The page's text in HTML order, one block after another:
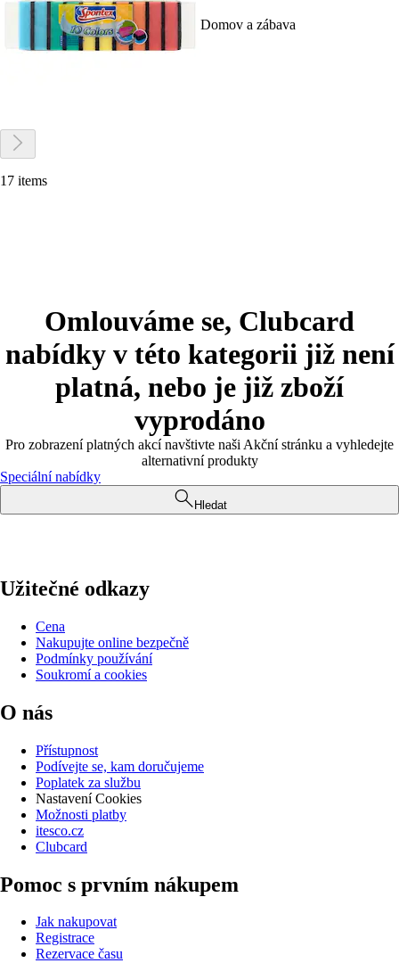
Domov a zábava
17 items
Omlouváme se, Clubcard
nabídky v této kategorii již není
platná, nebo je již zboží
vyprodáno
Pro zobrazení platných akcí navštivte naši Akční stránku a vyhledejte
alternativní produkty
Speciální nabídky
Hledat
Užitečné odkazy
Cena
Nakupujte online bezpečně
Podmínky používání
Soukromí a cookies
O nás
Přístupnost
Podívejte se, kam doručujeme
Poplatek za službu
Nastavení Cookies
Možnosti platby
itesco.cz
Clubcard
Pomoc s prvním nákupem
Jak nakupovat
Registrace
Rezervace času